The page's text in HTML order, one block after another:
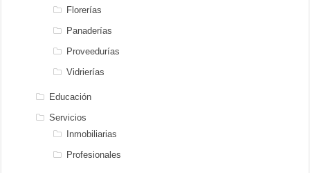
Florerías
Panaderías
Proveedurías
Vidrierías
Educación
Servicios
Inmobiliarias
Profesionales